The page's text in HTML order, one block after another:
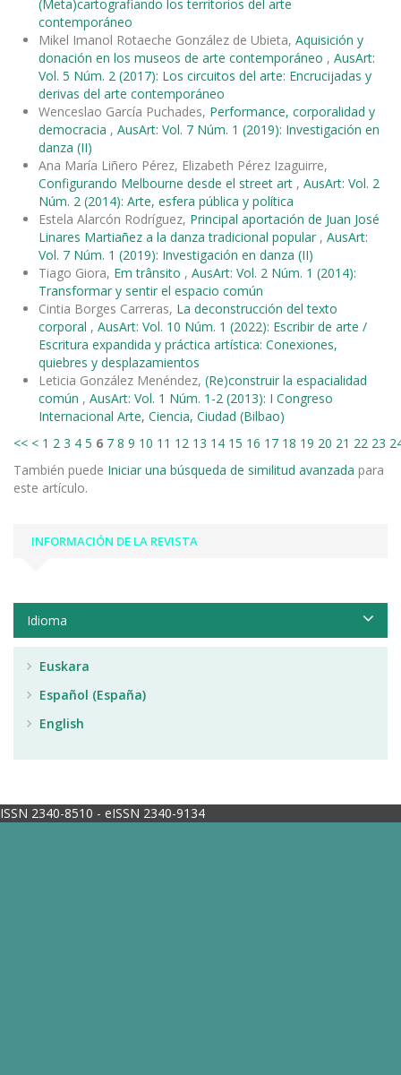
(Meta)cartografiando los territorios del arte
contemporáneo
Mikel Imanol Rotaeche González de Ubieta, Aquisición y
donación en los museos de arte contemporáneo , AusArt:
Vol. 5 Núm. 2 (2017): Los circuitos del arte: Encrucijadas y
derivas del arte contemporáneo
Wenceslao García Puchades, Performance, corporalidad y
democracia , AusArt: Vol. 7 Núm. 1 (2019): Investigación en
danza (II)
Ana María Liñero Pérez, Elizabeth Pérez Izaguirre,
Configurando Melbourne desde el street art , AusArt: Vol. 2
Núm. 2 (2014): Arte, esfera pública y política
Estela Alarcón Rodríguez, Principal aportación de Juan José
Linares Martiañez a la danza tradicional popular , AusArt:
Vol. 7 Núm. 1 (2019): Investigación en danza (II)
Tiago Giora, Em trânsito , AusArt: Vol. 2 Núm. 1 (2014):
Transformar y sentir el espacio común
Cintia Borges Carreras, La deconstrucción del texto
corporal , AusArt: Vol. 10 Núm. 1 (2022): Escribir de arte /
Escritura expandida y práctica artística: Conexiones,
quiebres y desplazamientos
Leticia González Menéndez, (Re)construir la espacialidad
común , AusArt: Vol. 1 Núm. 1-2 (2013): I Congreso
Internacional Arte, Ciencia, Ciudad (Bilbao)
<< < 1 2 3 4 5 6 7 8 9 10 11 12 13 14 15 16 17 18 19 20 21 22 23
También puede Iniciar una búsqueda de similitud avanzada para
este artículo.
INFORMACIÓN DE LA REVISTA
Idioma
Euskara
Español (España)
English
ISSN 2340-8510 - eISSN 2340-9134